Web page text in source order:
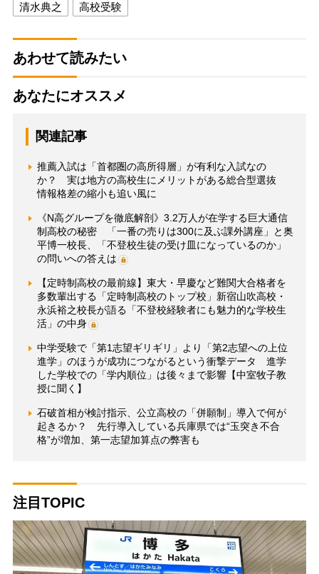
清水典之
高校受験
あわせて読みたい
あなたにオススメ
関連記事
推薦入試は「首都圏の高所得層」が有利な入試なの
か？ 実は地方の高校生にメリットがある総合型選抜
情報格差の縮小も追い風に
《N高グループを徹底解剖》3.2万人が在学する巨大通信
制高校の秘密 「一番の売りは300に及ぶ課外講座」と奥
平博一校長、「不登校生徒の受け皿になっているのか」
の問いへの答えは
【定時制高校の最前線】東大・早慶など難関大合格者を
多数輩出する「定時制高校のトップ校」新宿山吹高校・
永浜裕之校長が語る「不登校経験者にも魅力的な学校生
活」の中身
中学受験で「第1志望ギリギリ」より「第2志望への上位
進学」のほうが成功につながるという衝撃データ 進学
した学校での「学内順位」は後々まで影響【中室牧子教
授に聞く】
石破首相が検討指示、公立高校の「併願制」導入で何が
起きるか？ 先行導入している兵庫県では“玉突き不合
格”が増加、第一志望加算点の弊害も
注目TOPIC